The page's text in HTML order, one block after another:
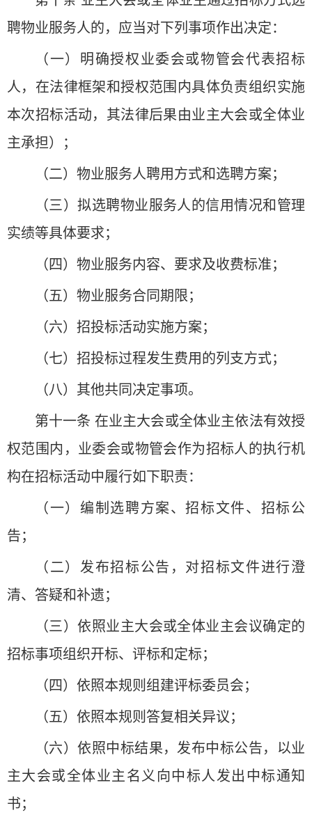
聘物业服务人的，应当对下列事项作出决定：
（一）明确授权业委会或物管会代表招标
人，在法律框架和授权范围内具体负责组织实施
本次招标活动，其法律后果由业主大会或全体业
主承担）；
（二）物业服务人聘用方式和选聘方案；
（三）拟选聘物业服务人的信用情况和管理
实绩等具体要求；
（四）物业服务内容、要求及收费标准；
（五）物业服务合同期限；
（六）招投标活动实施方案；
（七）招投标过程发生费用的列支方式；
（八）其他共同决定事项。
第十一条 在业主大会或全体业主依法有效授
权范围内，业委会或物管会作为招标人的执行机
构在招标活动中履行如下职责：
（一）编制选聘方案、招标文件、招标公
告；
（二）发布招标公告，对招标文件进行澄
清、答疑和补遗；
（三）依照业主大会或全体业主会议确定的
招标事项组织开标、评标和定标；
（四）依照本规则组建评标委员会；
（五）依照本规则答复相关异议；
（六）依照中标结果，发布中标公告，以业
主大会或全体业主名义向中标人发出中标通知
书；